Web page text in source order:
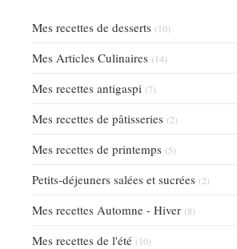
Mes recettes de desserts (10)
Mes Articles Culinaires (14)
Mes recettes antigaspi (7)
Mes recettes de pâtisseries (2)
Mes recettes de printemps (5)
Petits-déjeuners salées et sucrées (2)
Mes recettes Automne - Hiver (8)
Mes recettes de l'été (10)